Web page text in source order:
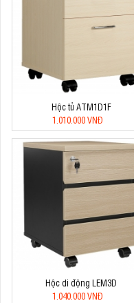
Hộc tủ ATM1D1F
1.010.000 VNĐ
Hộc di động LEM3D
1.040.000 VNĐ